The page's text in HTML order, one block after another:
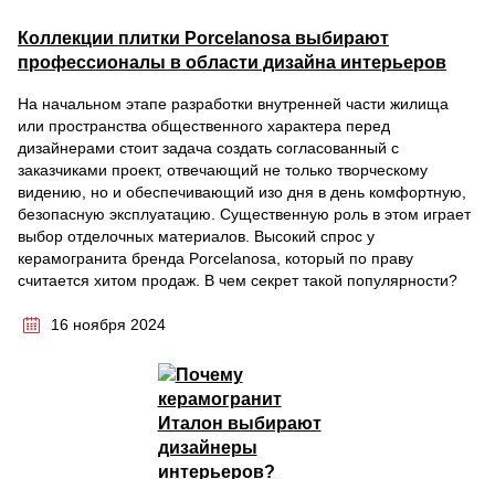
Коллекции плитки Porcelanosa выбирают
профессионалы в области дизайна интерьеров
На начальном этапе разработки внутренней части жилища
или пространства общественного характера перед
дизайнерами стоит задача создать согласованный с
заказчиками проект, отвечающий не только творческому
видению, но и обеспечивающий изо дня в день комфортную,
безопасную эксплуатацию. Существенную роль в этом играет
выбор отделочных материалов. Высокий спрос у
керамогранита бренда Porcelanosa, который по праву
считается хитом продаж. В чем секрет такой популярности?
16 ноября 2024